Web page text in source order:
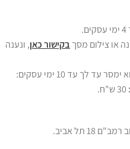
או צילום מסך בקישור כאן, ונענה
לך עד 10 ימי עסקים:
תל אביב.